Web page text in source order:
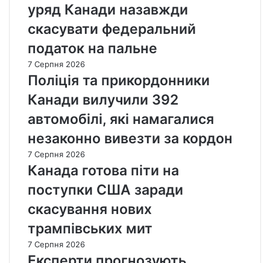
уряд Канади назавжди
скасувати федеральний
податок на пальне
7 Серпня 2026
Поліція та прикордонники
Канади вилучили 392
автомобілі, які намагалися
незаконно вивезти за кордон
7 Серпня 2026
Канада готова піти на
поступки США заради
скасування нових
трампівських мит
7 Серпня 2026